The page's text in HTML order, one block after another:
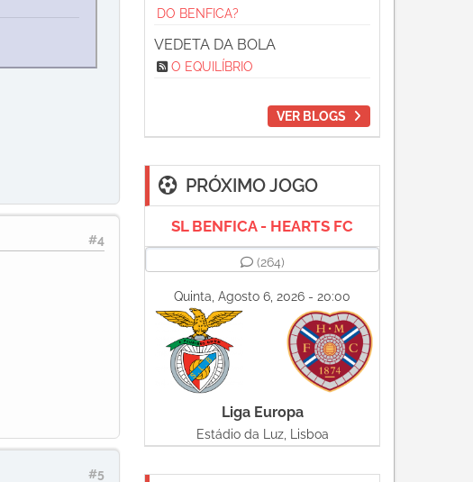
#4
#5
DO BENFICA?
VEDETA DA BOLA
O EQUILÍBRIO
VER BLOGS
PRÓXIMO JOGO
SL BENFICA - HEARTS FC
(264)
Quinta, Agosto 6, 2026 - 20:00
Liga Europa
Estádio da Luz, Lisboa